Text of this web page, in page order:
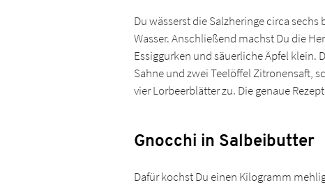
Du wässerst die Salzheringe circa
Wasser. Anschließend machst Du die
Essiggurken und säuerliche Äpfel klein.
Sahne und zwei Teelöffel Zitronensaft,
vier Lorbeerblätter zu. Die genaue
Gnocchi in Salbeibutter
Dafür kochst Du einen Kilogramm